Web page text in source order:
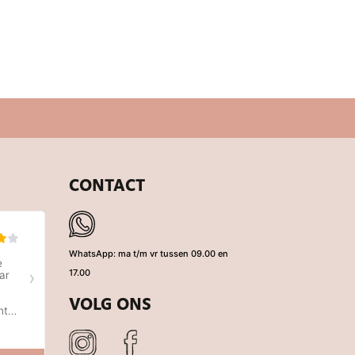
CONTACT
WhatsApp: ma t/m vr tussen 09.00 en
17.00
VOLG ONS